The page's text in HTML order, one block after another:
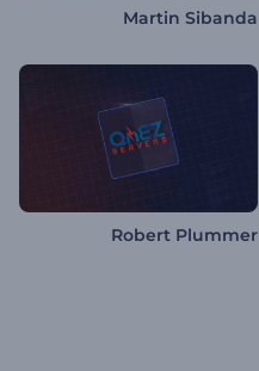
Martin Sibanda
Robert Plummer